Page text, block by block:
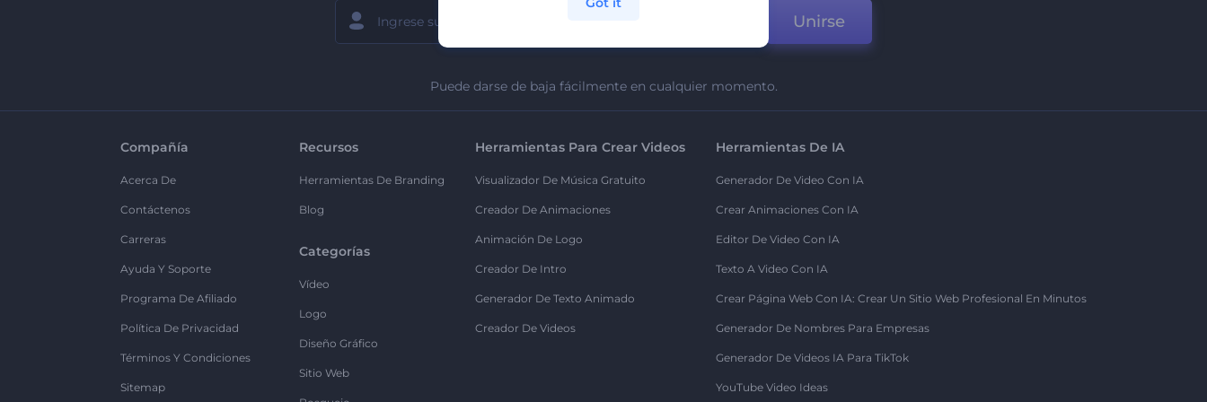
Unirse
Puede darse de baja fácilmente en cualquier momento.
Compañía
Acerca De
Contáctenos
Carreras
Ayuda Y Soporte
Programa De Afiliado
Política De Privacidad
Términos Y Condiciones
Sitemap
Recursos
Herramientas De Branding
Blog
Categorías
Vídeo
Logo
Diseño Gráfico
Sitio Web
Herramientas Para Crear Videos
Visualizador De Música Gratuito
Creador De Animaciones
Animación De Logo
Creador De Intro
Generador De Texto Animado
Creador De Videos
Herramientas De IA
Generador De Video Con IA
Crear Animaciones Con IA
Editor De Video Con IA
Texto A Video Con IA
Crear Página Web Con IA: Crear Un Sitio Web Profesional En Minutos
Generador De Nombres Para Empresas
Generador De Videos IA Para TikTok
YouTube Video Ideas